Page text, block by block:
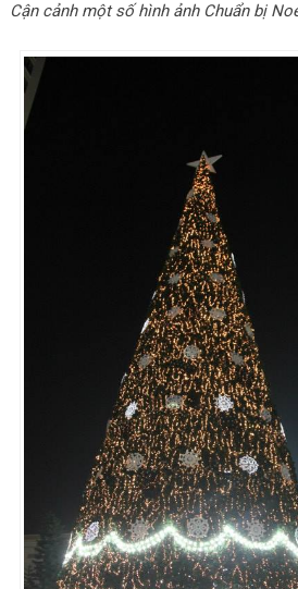
Cận cảnh một số hình ảnh Chuẩn bị